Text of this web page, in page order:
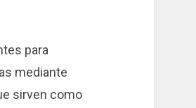
para
mediante
sirven como